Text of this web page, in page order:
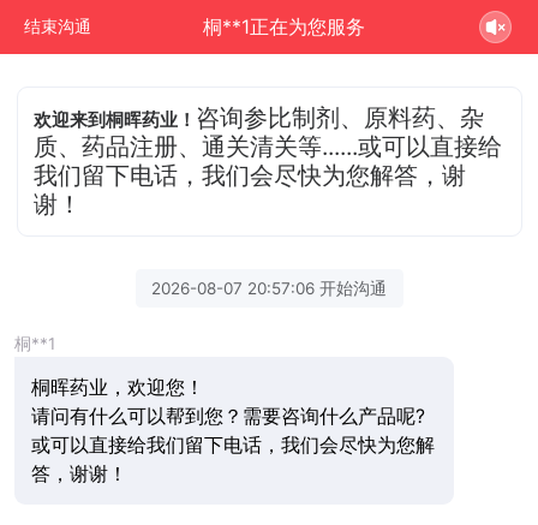
结束沟通 桐**1正在为您服务
欢迎来到桐晖药业！ 咨询参比制剂、原料药、杂
质、药品注册、通关清关等......或可以直接给
我们留下电话，我们会尽快为您解答，谢
谢！
2026-08-07 20:57:06 开始沟通
桐**1
桐晖药业，欢迎您！
请问有什么可以帮到您？需要咨询什么产品呢?
或可以直接给我们留下电话，我们会尽快为您解
答，谢谢！